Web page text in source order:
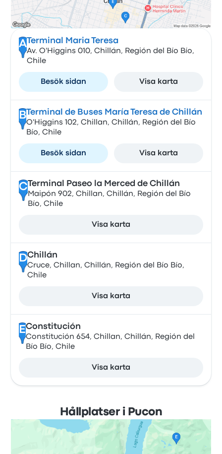
A Terminal Maria Teresa
Av. O'Higgins 010, Chillán, Región del Bío Bío,
Chile
Besök sidan Visa karta
B Terminal de Buses María Teresa de Chillán
O'Higgins 102, Chillan, Chillán, Región del Bío
Bío, Chile
Besök sidan Visa karta
CTerminal Paseo la Merced de Chillán
Maipón 902, Chillan, Chillán, Región del Bío
Bío, Chile
Visa karta
DChillán
Cruce, Chillan, Chillán, Región del Bío Bío,
Chile
Visa karta
EConstitución
Constitución 654, Chillan, Chillán, Región del
Bío Bío, Chile
Visa karta
Hållplatser i Pucon